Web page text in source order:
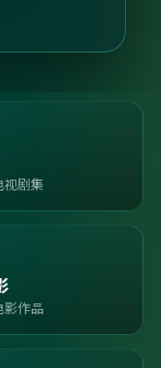
视剧集
影作品